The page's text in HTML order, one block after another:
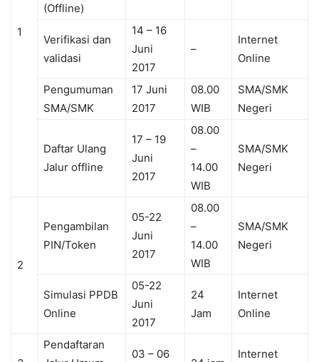
1
(Offline)
Verifikasi dan
validasi
14 – 16
Juni
2017
–
Internet
Online
Pengumuman
SMA/SMK
17 Juni
2017
08.00
WIB
SMA/SMK
Negeri
Daftar Ulang
Jalur offline
17 – 19
Juni
2017
08.00
–
14.00
WIB
SMA/SMK
Negeri
2
Pengambilan
PIN/Token
05-22
Juni
2017
08.00
–
14.00
WIB
SMA/SMK
Negeri
Simulasi PPDB
Online
05-22
Juni
2017
24
Jam
Internet
Online
Pendaftaran
03 – 06
Internet